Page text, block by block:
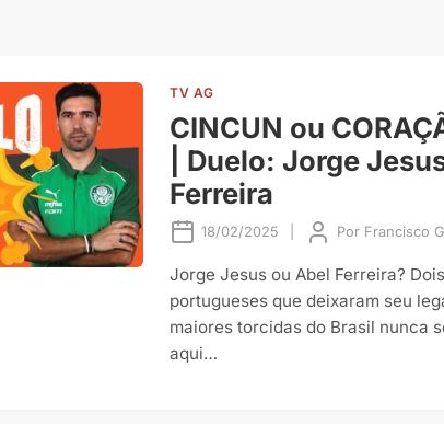
TV AG
CINCUN ou
| Duelo: Jorge
Ferreira
18/02/2025 Por Francisco
Jorge Jesus ou Abel Ferreira?
portugueses que deixaram seu
maiores torcidas do Brasil nunca
aqui…